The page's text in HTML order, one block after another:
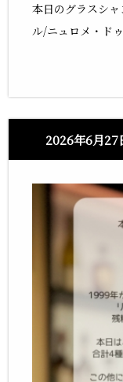
本日のグラスシ
ル/ニュロメ・ド
2026年6月27